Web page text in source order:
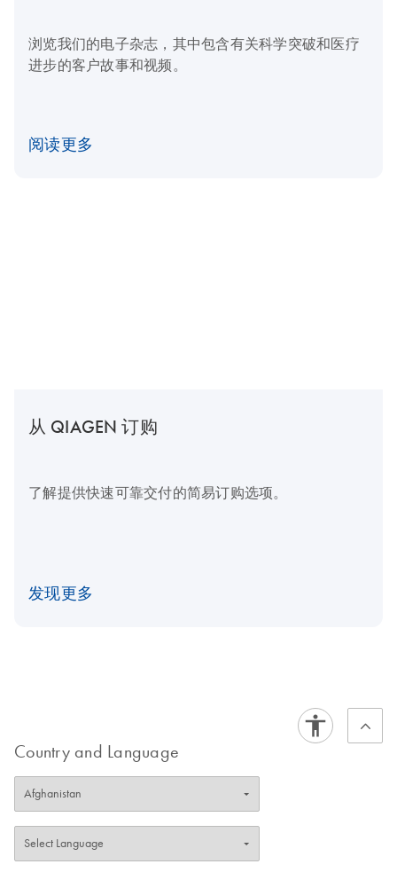
浏览我们的电子杂志，其中包含有关科学突破和医疗
进步的客户故事和视频。
阅读更多
从 QIAGEN 订购
了解提供快速可靠交付的简易订购选项。
发现更多
Country and Language